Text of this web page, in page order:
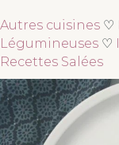
Autres cuisines ♡
Légumineuses ♡
Recettes Salées